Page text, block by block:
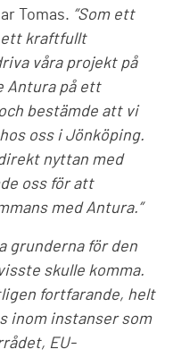
Tomas. ”Som ett
ett kraftfullt
våra projekt på
Antura på ett
bestämde att vi
oss i Jönköping.
nyttan med
oss för att
med Antura.”
grunderna för den
skulle komma.
fortfarande, helt
inom instanser som
EU-